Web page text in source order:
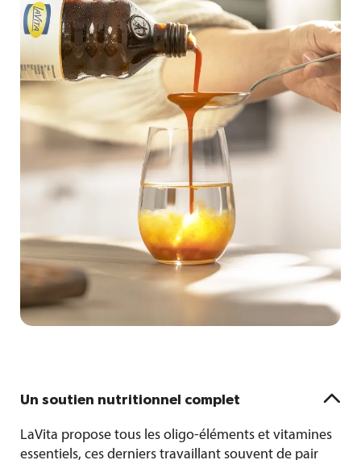
Un soutien nutritionnel complet 
LaVita propose tous les oligo-éléments et vitamines
essentiels, ces derniers travaillant souvent de pair